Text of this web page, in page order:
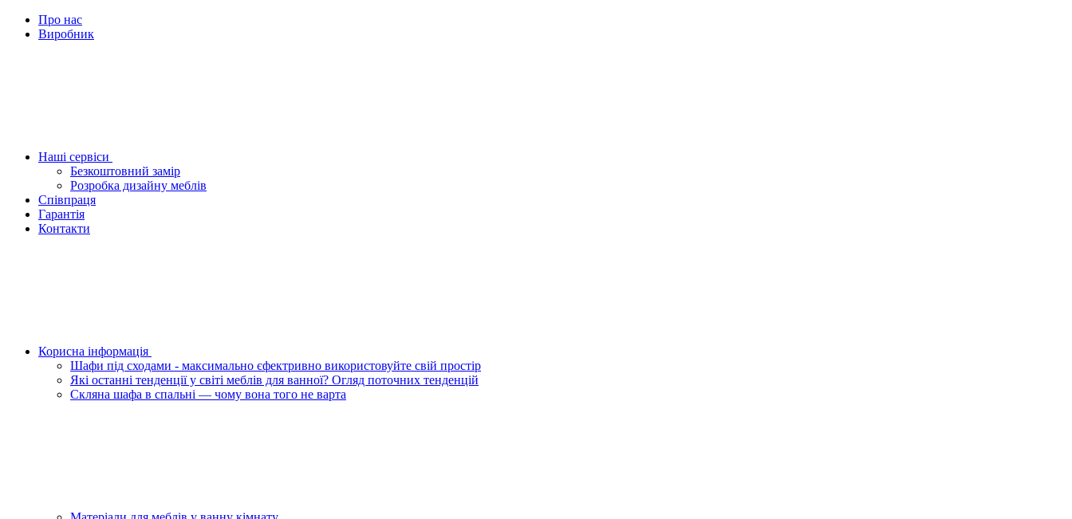
Про нас
Виробник
Наші сервіси
Безкоштовний замір
Розробка дизайну меблів
Співпраця
Гарантія
Контакти
Корисна інформація
Шафи під сходами - максимально єфектривно використовуйте свій простір
Які останні тенденції у світі меблів для ванної? Огляд поточних тенденцій
Скляна шафа в спальні — чому вона того не варта